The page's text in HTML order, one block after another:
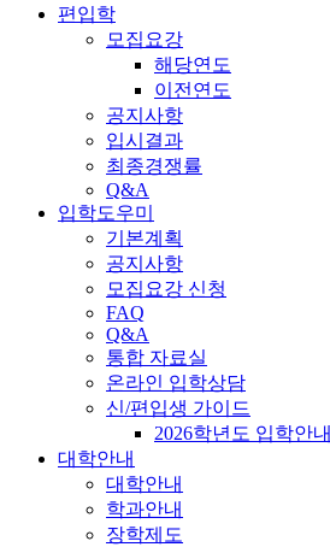
편입학
모집요강
해당연도
이전연도
공지사항
입시결과
최종경쟁률
Q&A
입학도우미
기본계획
공지사항
모집요강 신청
FAQ
Q&A
통합 자료실
온라인 입학상담
신/편입생 가이드
2026학년도 입학안내
대학안내
대학안내
학과안내
장학제도